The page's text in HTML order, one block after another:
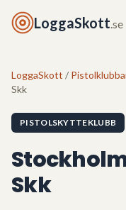
LoggaSkott.se
LoggaSkott /
Skk
PISTOLSKYTTEKLUBB
Skk